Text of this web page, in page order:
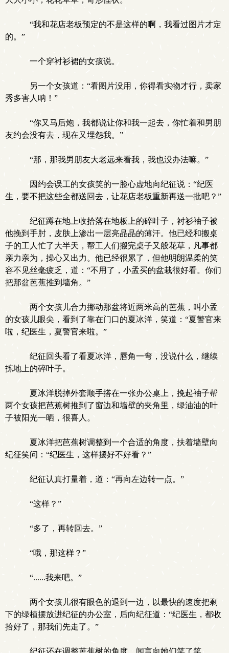
“我和花店老板预定的不是这样的啊，我看过图片才定
的。”
一个穿衬衫裙的女孩说。
另一个女孩道：“看图片没用，你得看实物才行，卖家
秀多害人呐！”
“你又马后炮，我都说让你和我一起去，你忙着和男朋
友约会没有去，现在又埋怨我。”
“那，那我男朋友大老远来看我，我也没办法嘛。”
因约会误工的女孩笑的一脸心虚地向纪征说：“纪医
生，要不把这些全都送回去，让花店老板重新再送一批吧？”
纪征蹲在地上收拾落在地板上的碎叶子，衬衫袖子被
他挽到手肘，皮肤上渗出一层亮晶晶的薄汗。他已经和搬桌
子的工人忙了大半天，帮工人们搬完桌子又般花草，凡事都
亲力亲为，操心又出力。他已经很累了，但他明朗温柔的笑
容不见丝毫疲乏，道：“不用了，小孟买的盆栽很好看。你们
把那盆芭蕉推到墙角。”
两个女孩儿合力挪动那盆将近两米高的芭蕉，叫小孟
的女孩儿眼尖，看到了靠在门口的夏冰洋，笑道：“夏警官来
啦，纪医生，夏警官来啦。”
纪征回头看了看夏冰洋，唇角一弯，没说什么，继续
拣地上的碎叶子。
夏冰洋脱掉外套顺手搭在一张办公桌上，挽起袖子帮
两个女孩把芭蕉树推到了窗边和墙壁的夹角里，绿油油的叶
子被阳光一晒，很喜人。
夏冰洋把芭蕉树调整到一个合适的角度，扶着墙壁向
纪征笑问：“纪医生，这样摆好不好看？”
纪征认真打量着，道：“再向左边转一点。”
“这样？”
“多了，再转回去。”
“哦，那这样？”
“......我来吧。”
两个女孩儿很有眼色的退到一边，以最快的速度把剩
下的绿植摆放进纪征的办公室，后向纪征道：“纪医生，都收
拾好了，那我们先走了。”
纪征还在调整芭蕉树的角度，闻言向她们笑了笑，